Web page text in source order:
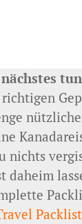
nichts
daheim